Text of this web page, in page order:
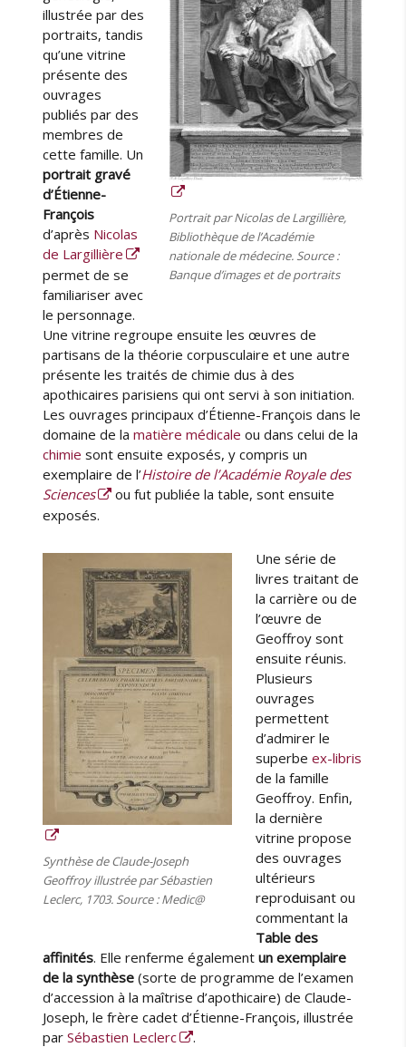
Portrait par Nicolas de Largillière,
Bibliothèque de l’Académie
nationale de médecine. Source :
Banque d’images et de portraits
illustrée par des
portraits, tandis
qu’une vitrine
présente des
ouvrages
publiés par des
membres de
cette famille. Un
portrait gravé
d’Étienne-
François
d’après Nicolas
de Largillière
permet de se
familiariser avec
le personnage.
Une vitrine regroupe ensuite les œuvres de
partisans de la théorie corpusculaire et une autre
présente les traités de chimie dus à des
apothicaires parisiens qui ont servi à son initiation.
Les ouvrages principaux d’Étienne-François dans le
domaine de lamatière médicale ou dans celui de la
chimie sont ensuite exposés, y compris un
exemplaire de l’Histoire de l’Académie Royale des
Sciences
ou fut publiée la table, sont ensuite
exposés.
Synthèse de Claude-Joseph
Geoffroy illustrée par Sébastien
Leclerc, 1703. Source : Medic@
Une série de
livres traitant de
la carrière ou de
l’œuvre de
Geoffroy sont
ensuite réunis.
Plusieurs
ouvrages
permettent
d’admirer le
superbeex-libris
de la famille
Geoffroy. Enfin,
la dernière
vitrine propose
des ouvrages
ultérieurs
reproduisant ou
commentant la
Table des
affinités. Elle renferme égalementun exemplaire
de la synthèse (sorte de programme de l’examen
d’accession à la maîtrise d’apothicaire) de Claude-
Joseph, le frère cadet d’Étienne-François, illustrée
parSébastien Leclerc .